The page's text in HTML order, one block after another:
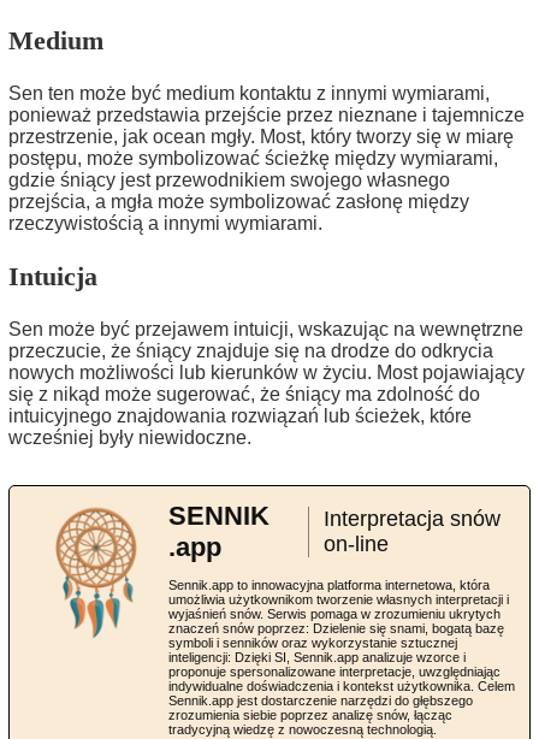
Medium
Sen ten może być medium kontaktu z innymi wymiarami,
ponieważ przedstawia przejście przez nieznane i tajemnicze
przestrzenie, jak ocean mgły. Most, który tworzy się w miarę
postępu, może symbolizować ścieżkę między wymiarami,
gdzie śniący jest przewodnikiem swojego własnego
przejścia, a mgła może symbolizować zasłonę między
rzeczywistością a innymi wymiarami.
Intuicja
Sen może być przejawem intuicji, wskazując na wewnętrzne
przeczucie, że śniący znajduje się na drodze do odkrycia
nowych możliwości lub kierunków w życiu. Most pojawiający
się z nikąd może sugerować, że śniący ma zdolność do
intuicyjnego znajdowania rozwiązań lub ścieżek, które
wcześniej były niewidoczne.
SENNIK
.app
Interpretacja snów
on-line
Sennik.app to innowacyjna platforma internetowa, która
umożliwia użytkownikom tworzenie własnych interpretacji i
wyjaśnień snów. Serwis pomaga w zrozumieniu ukrytych
znaczeń snów poprzez: Dzielenie się snami, bogatą bazę
symboli i senników oraz wykorzystanie sztucznej
inteligencji: Dzięki SI, Sennik.app analizuje wzorce i
proponuje spersonalizowane interpretacje, uwzględniając
indywidualne doświadczenia i kontekst użytkownika. Celem
Sennik.app jest dostarczenie narzędzi do głębszego
zrozumienia siebie poprzez analizę snów, łącząc
tradycyjną wiedzę z nowoczesną technologią.